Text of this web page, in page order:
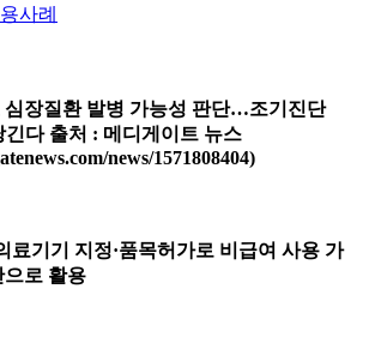
사례
심장질환 발병 가능성 판단…조기진단
다 출처 : 메디게이트 뉴스
news/1571808404)
기기 지정·품목허가로 비급여 사용 가
로 활용